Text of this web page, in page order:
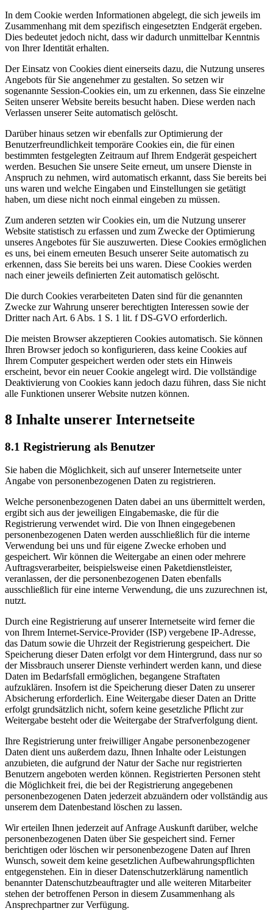
In dem Cookie werden Informationen abgelegt, die sich jeweils im
Zusammenhang mit dem spezifisch eingesetzten Endgerät ergeben.
Dies bedeutet jedoch nicht, dass wir dadurch unmittelbar Kenntnis
von Ihrer Identität erhalten.
Der Einsatz von Cookies dient einerseits dazu, die Nutzung unseres
Angebots für Sie angenehmer zu gestalten. So setzen wir
sogenannte Session-Cookies ein, um zu erkennen, dass Sie einzelne
Seiten unserer Website bereits besucht haben. Diese werden nach
Verlassen unserer Seite automatisch gelöscht.
Darüber hinaus setzen wir ebenfalls zur Optimierung der
Benutzerfreundlichkeit temporäre Cookies ein, die für einen
bestimmten festgelegten Zeitraum auf Ihrem Endgerät gespeichert
werden. Besuchen Sie unsere Seite erneut, um unsere Dienste in
Anspruch zu nehmen, wird automatisch erkannt, dass Sie bereits bei
uns waren und welche Eingaben und Einstellungen sie getätigt
haben, um diese nicht noch einmal eingeben zu müssen.
Zum anderen setzten wir Cookies ein, um die Nutzung unserer
Website statistisch zu erfassen und zum Zwecke der Optimierung
unseres Angebotes für Sie auszuwerten. Diese Cookies ermöglichen
es uns, bei einem erneuten Besuch unserer Seite automatisch zu
erkennen, dass Sie bereits bei uns waren. Diese Cookies werden
nach einer jeweils definierten Zeit automatisch gelöscht.
Die durch Cookies verarbeiteten Daten sind für die genannten
Zwecke zur Wahrung unserer berechtigten Interessen sowie der
Dritter nach Art. 6 Abs. 1 S. 1 lit. f DS-GVO erforderlich.
Die meisten Browser akzeptieren Cookies automatisch. Sie können
Ihren Browser jedoch so konfigurieren, dass keine Cookies auf
Ihrem Computer gespeichert werden oder stets ein Hinweis
erscheint, bevor ein neuer Cookie angelegt wird. Die vollständige
Deaktivierung von Cookies kann jedoch dazu führen, dass Sie nicht
alle Funktionen unserer Website nutzen können.
8 Inhalte unserer Internetseite
8.1 Registrierung als Benutzer
Sie haben die Möglichkeit, sich auf unserer Internetseite unter
Angabe von personenbezogenen Daten zu registrieren.
Welche personenbezogenen Daten dabei an uns übermittelt werden,
ergibt sich aus der jeweiligen Eingabemaske, die für die
Registrierung verwendet wird. Die von Ihnen eingegebenen
personenbezogenen Daten werden ausschließlich für die interne
Verwendung bei uns und für eigene Zwecke erhoben und
gespeichert. Wir können die Weitergabe an einen oder mehrere
Auftragsverarbeiter, beispielsweise einen Paketdienstleister,
veranlassen, der die personenbezogenen Daten ebenfalls
ausschließlich für eine interne Verwendung, die uns zuzurechnen ist,
nutzt.
Durch eine Registrierung auf unserer Internetseite wird ferner die
von Ihrem Internet-Service-Provider (ISP) vergebene IP-Adresse,
das Datum sowie die Uhrzeit der Registrierung gespeichert. Die
Speicherung dieser Daten erfolgt vor dem Hintergrund, dass nur so
der Missbrauch unserer Dienste verhindert werden kann, und diese
Daten im Bedarfsfall ermöglichen, begangene Straftaten
aufzuklären. Insofern ist die Speicherung dieser Daten zu unserer
Absicherung erforderlich. Eine Weitergabe dieser Daten an Dritte
erfolgt grundsätzlich nicht, sofern keine gesetzliche Pflicht zur
Weitergabe besteht oder die Weitergabe der Strafverfolgung dient.
Ihre Registrierung unter freiwilliger Angabe personenbezogener
Daten dient uns außerdem dazu, Ihnen Inhalte oder Leistungen
anzubieten, die aufgrund der Natur der Sache nur registrierten
Benutzern angeboten werden können. Registrierten Personen steht
die Möglichkeit frei, die bei der Registrierung angegebenen
personenbezogenen Daten jederzeit abzuändern oder vollständig aus
unserem dem Datenbestand löschen zu lassen.
Wir erteilen Ihnen jederzeit auf Anfrage Auskunft darüber, welche
personenbezogenen Daten über Sie gespeichert sind. Ferner
berichtigen oder löschen wir personenbezogene Daten auf Ihren
Wunsch, soweit dem keine gesetzlichen Aufbewahrungspflichten
entgegenstehen. Ein in dieser Datenschutzerklärung namentlich
benannter Datenschutzbeauftragter und alle weiteren Mitarbeiter
stehen der betroffenen Person in diesem Zusammenhang als
Ansprechpartner zur Verfügung.